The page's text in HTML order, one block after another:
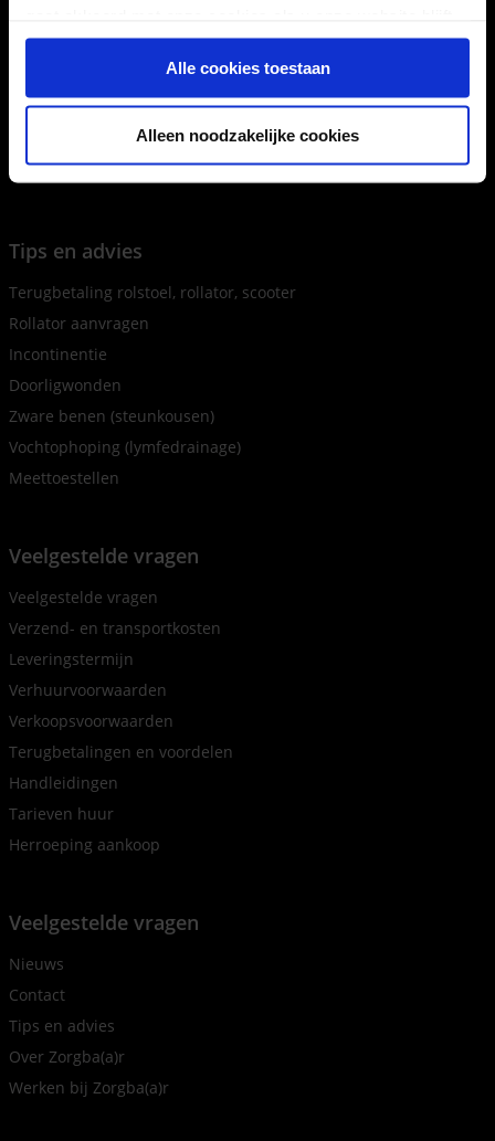
gebruiken.
Alle cookies toestaan
Alleen noodzakelijke cookies
Sint-Truiden
Inloggen als agent
Tips en advies
Terugbetaling rolstoel, rollator, scooter
Rollator aanvragen
Incontinentie
Doorligwonden
Zware benen (steunkousen)
Vochtophoping (lymfedrainage)
Meettoestellen
Veelgestelde vragen
Veelgestelde vragen
Verzend- en transportkosten
Leveringstermijn
Verhuurvoorwaarden
Verkoopsvoorwaarden
Terugbetalingen en voordelen
Handleidingen
Tarieven huur
Herroeping aankoop
Veelgestelde vragen
Nieuws
Contact
Tips en advies
Over Zorgba(a)r
Werken bij Zorgba(a)r